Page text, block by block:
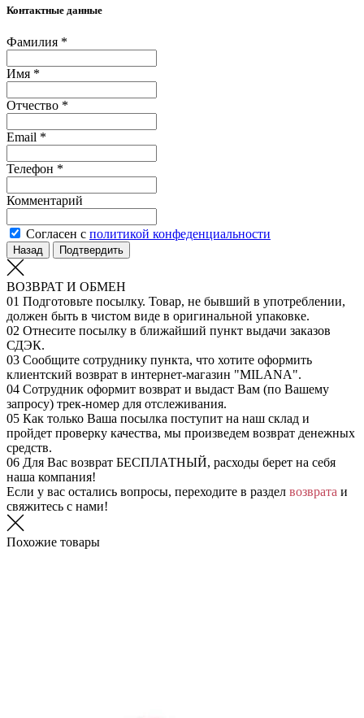
Контактные данные
Фамилия *
Имя *
Отчество *
Email *
Телефон *
Комментарий
Согласен с политикой конфеденциальности
Назад Подтвердить
ВОЗВРАТ И ОБМЕН
01 Подготовьте посылку. Товар, не бывший в употреблении,
должен быть в чистом виде в оригинальной упаковке.
02 Отнесите посылку в ближайший пункт выдачи заказов
СДЭК.
03 Сообщите сотруднику пункта, что хотите оформить
клиентский возврат в интернет-магазин "MILANA".
04 Сотрудник оформит возврат и выдаст Вам (по Вашему
запросу) трек-номер для отслеживания.
05 Как только Ваша посылка поступит на наш склад и
пройдет проверку качества, мы произведем возврат денежных
средств.
06 Для Вас возврат БЕСПЛАТНЫЙ, расходы берет на себя
наша компания!
Если у вас остались вопросы, переходите в раздел возврата и
свяжитесь с нами!
Похожие товары